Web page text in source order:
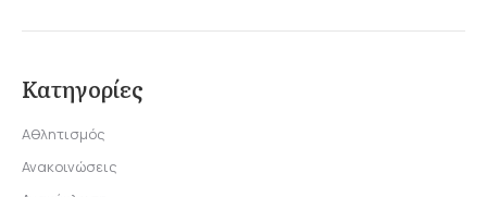
Κατηγορίες
Αθλητισμός
Ανακοινώσεις